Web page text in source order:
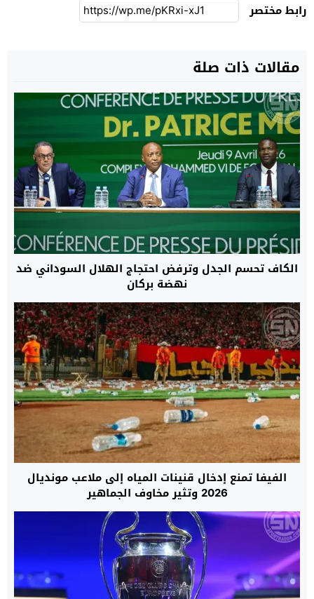
رابط مختصر
مقالات ذات صلة
الكاف تحسم الجدل وترفض احتجاج الهلال السوداني ضد
نهضة بركان
الفيفا تمنع إدخال قنينات المياه إلى ملاعب مونديال
2026 وتثير مخاوف الجماهير